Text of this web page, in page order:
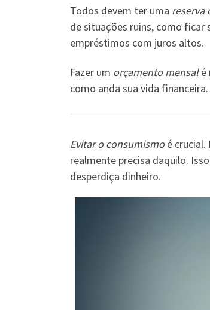
Todos devem ter uma reserva
de situações ruins, como ficar
empréstimos com juros altos.
Fazer um orçamento mensalé
como anda sua vida
Evitar o consumismoé crucial.
realmente precisa daquilo.
desperdiça dinheiro.